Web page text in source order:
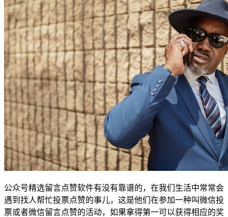
公众号精选留言点赞软件有没有靠谱的，在我们生活中常常会
遇到找人帮忙投票点赞的事儿，这是他们在参加一种叫微信投
票或者微信留言点赞的活动，如果拿得第一可以获得相应的奖